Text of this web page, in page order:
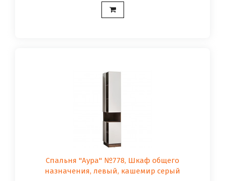
Спальня "Аура" №778, Шкаф общего
назначения, левый, кашемир серый